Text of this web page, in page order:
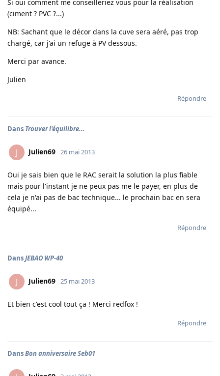
Si oui comment me conseilleriez vous pour la réalisation
(ciment ? PVC ?...)
NB: Sachant que le décor dans la cuve sera aéré, pas trop
chargé, car j'ai un refuge à PV dessous.
Merci par avance.
Julien
Répondre
Dans Trouver l'équilibre...
J Julien69 26 mai 2013
Oui je sais bien que le RAC serait la solution la plus fiable
mais pour l'instant je ne peux pas me le payer, en plus de
cela je n'ai pas de bac technique... le prochain bac en sera
équipé...
Répondre
DansJEBAO WP-40
J Julien69 25 mai 2013
Et bien c'est cool tout ça ! Merci redfox !
Répondre
DansBon anniversaire Seb01